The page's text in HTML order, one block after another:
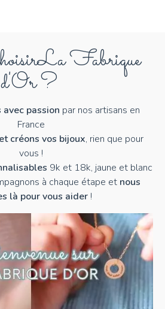
La Fabrique
d'Or ?
passion par nos artisans en
France
créons vos bijoux, rien que pour
vous !
9k et 18k, jaune et blanc
à chaque étape et nous
là pour vous aider !